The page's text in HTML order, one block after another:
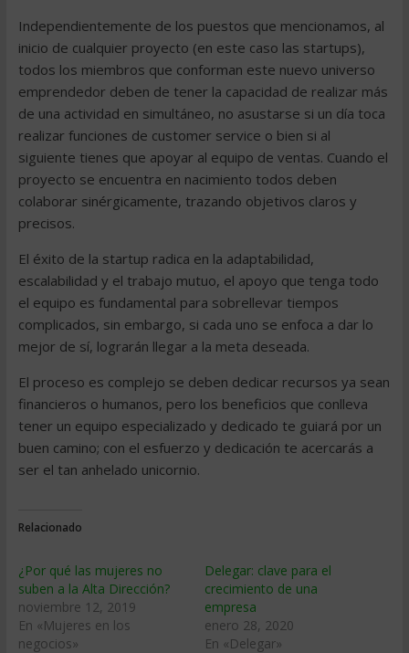
Independientemente de los puestos que mencionamos, al
inicio de cualquier proyecto (en este caso las startups),
todos los miembros que conforman este nuevo universo
emprendedor deben de tener la capacidad de realizar más
de una actividad en simultáneo, no asustarse si un día toca
realizar funciones de customer service o bien si al
siguiente tienes que apoyar al equipo de ventas. Cuando el
proyecto se encuentra en nacimiento todos deben
colaborar sinérgicamente, trazando objetivos claros y
precisos.
El éxito de la startup radica en la adaptabilidad,
escalabilidad y el trabajo mutuo, el apoyo que tenga todo
el equipo es fundamental para sobrellevar tiempos
complicados, sin embargo, si cada uno se enfoca a dar lo
mejor de sí, lograrán llegar a la meta deseada.
El proceso es complejo se deben dedicar recursos ya sean
financieros o humanos, pero los beneficios que conlleva
tener un equipo especializado y dedicado te guiará por un
buen camino; con el esfuerzo y dedicación te acercarás a
ser el tan anhelado unicornio.
Relacionado
¿Por qué las mujeres no
suben a la Alta Dirección?
noviembre 12, 2019
En «Mujeres en los
negocios»
Delegar: clave para el
crecimiento de una
empresa
enero 28, 2020
En «Delegar»